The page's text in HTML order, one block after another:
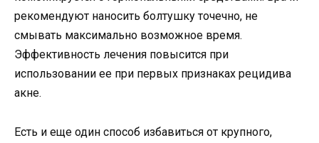
рекомендуют наносить болтушку точечно, не
смывать максимально возможное время.
Эффективность лечения повысится при
использовании ее при первых признаках рецидива
акне.
Есть и еще один способ избавиться от крупного,